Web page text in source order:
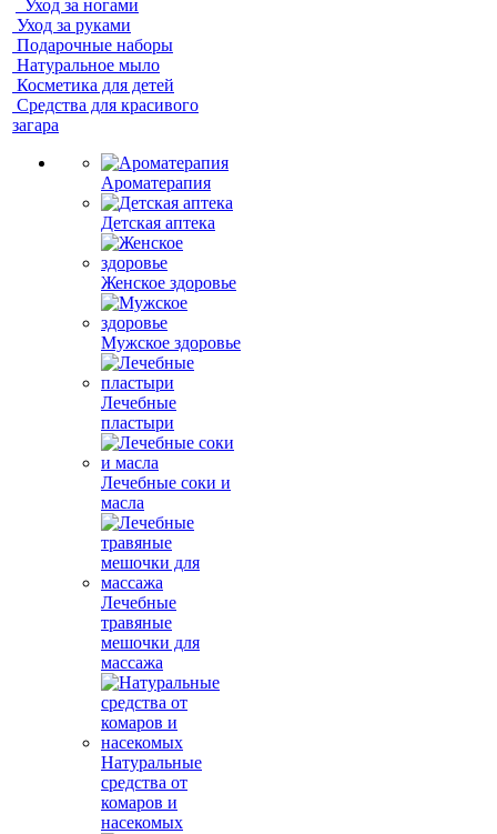
Уход за ногами
Уход за руками
Подарочные наборы
Натуральное мыло
Косметика для детей
Средства для красивого
загара
Ароматерапия
Детская аптека
Женское здоровье
Мужское здоровье
Лечебные
пластыри
Лечебные соки и
масла
Лечебные
травяные
мешочки для
массажа
Натуральные
средства от
комаров и
насекомых